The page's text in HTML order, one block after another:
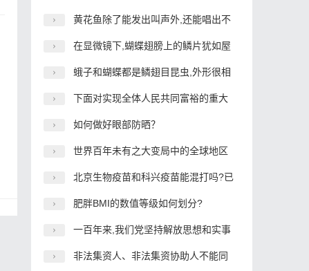
黄花鱼除了能发出叫声外,还能唱出不
在显微镜下,蝴蝶翅膀上的鳞片犹如屋
蛾子和蝴蝶都是鳞翅目昆虫,外形很相
下面对实现全体人民共同富裕的重大
如何做好眼部防晒？
世界百年未有之大变局中的全球地区
北京生物疫苗和科兴疫苗能混打吗?已
肥胖BMI的数值等级如何划分?
一百年来,我们党坚持解放思想和实事
非法集资人、非法集资协助人不能同